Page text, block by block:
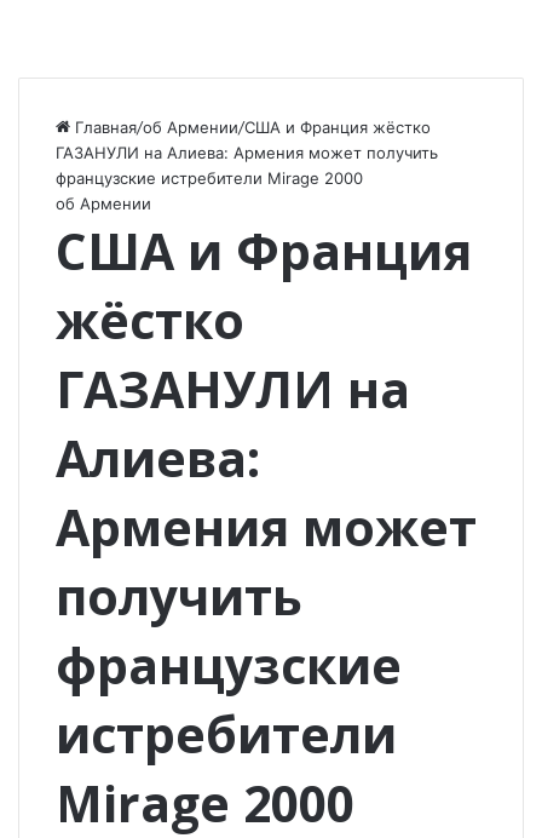
Главная/об Армении/США и Франция жёстко
ГАЗАНУЛИ на Алиева: Армения может получить
французские истребители Mirage 2000
об Армении
США и Франция
жёстко
ГАЗАНУЛИ на
Алиева:
Армения может
получить
французские
истребители
Mirage 2000